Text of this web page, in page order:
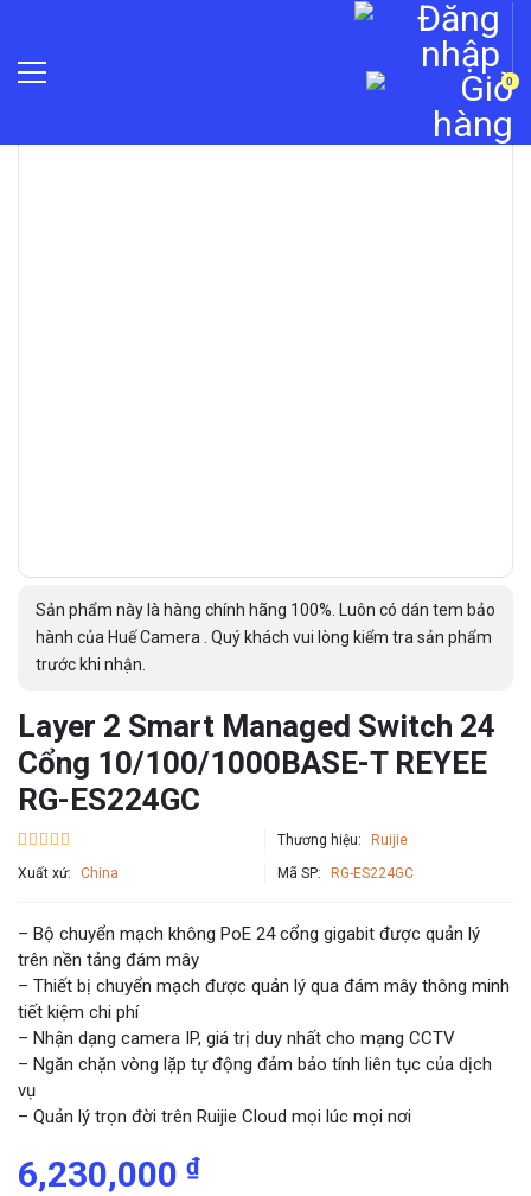
0
Sản phẩm này là hàng chính hãng 100%. Luôn có dán tem bảo
hành của Huế Camera . Quý khách vui lòng kiểm tra sản phẩm
trước khi nhận.
Layer 2 Smart Managed Switch 24
Cổng 10/100/1000BASE-T REYEE
RG-ES224GC
Thương hiệu: Ruijie
Xuất xứ: China Mã SP: RG-ES224GC
– Bộ chuyển mạch không PoE 24 cổng gigabit được quản lý
trên nền tảng đám mây
– Thiết bị chuyển mạch được quản lý qua đám mây thông minh
tiết kiệm chi phí
– Nhận dạng camera IP, giá trị duy nhất cho mạng CCTV
– Ngăn chặn vòng lặp tự động đảm bảo tính liên tục của dịch
vụ
– Quản lý trọn đời trên Ruijie Cloud mọi lúc mọi nơi
6,230,000 ₫